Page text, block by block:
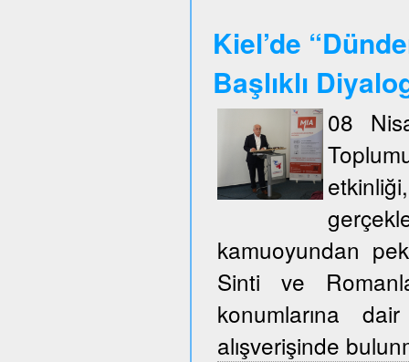
Kiel’de
Başlıklı
08
kamuoyundan pek
Sinti ve
konumlarına
alışverişinde